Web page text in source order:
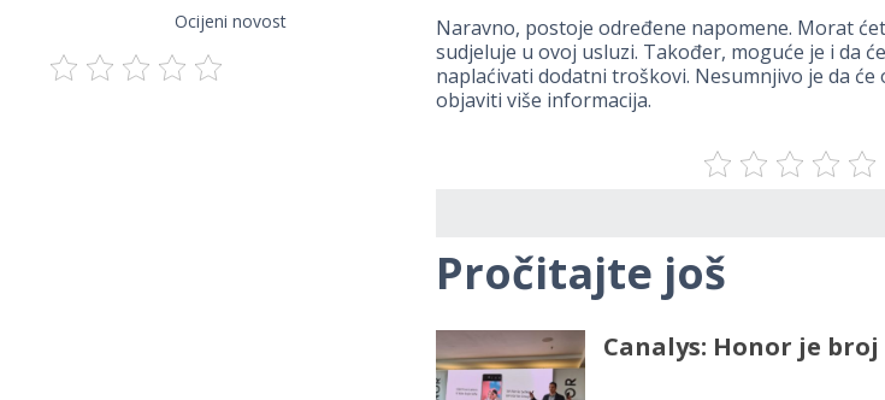
Ocijeni novost
Naravno, postoje određene napomene. Morat
sudjeluje u ovoj usluzi. Također, moguće je i da
naplaćivati dodatni troškovi. Nesumnjivo je da
objaviti više informacija.
Pročitajte još
Canalys: Honor je broj